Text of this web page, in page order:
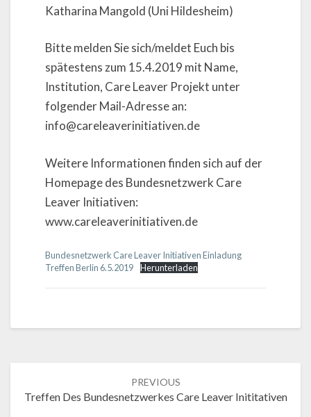
Katharina Mangold (Uni Hildesheim)
Bitte melden Sie sich/meldet Euch bis
spätestens zum 15.4.2019 mit Name,
Institution, Care Leaver Projekt unter
folgender Mail-Adresse an:
info@careleaverinitiativen.de
Weitere Informationen finden sich auf der
Homepage des Bundesnetzwerk Care
Leaver Initiativen:
www.careleaverinitiativen.de
Bundesnetzwerk Care Leaver Initiativen Einladung
Treffen Berlin 6.5.2019
Herunterladen
PREVIOUS
Treffen Des Bundesnetzwerkes Care Leaver Inititativen